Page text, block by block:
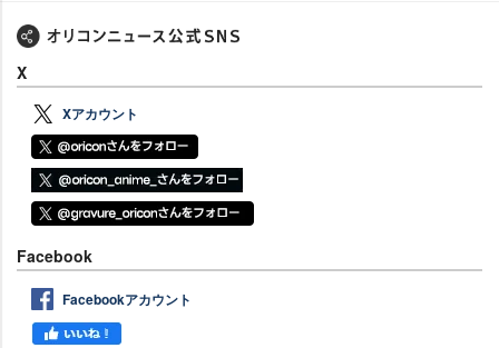
X
Xアカウント
Facebook
Facebookアカウント